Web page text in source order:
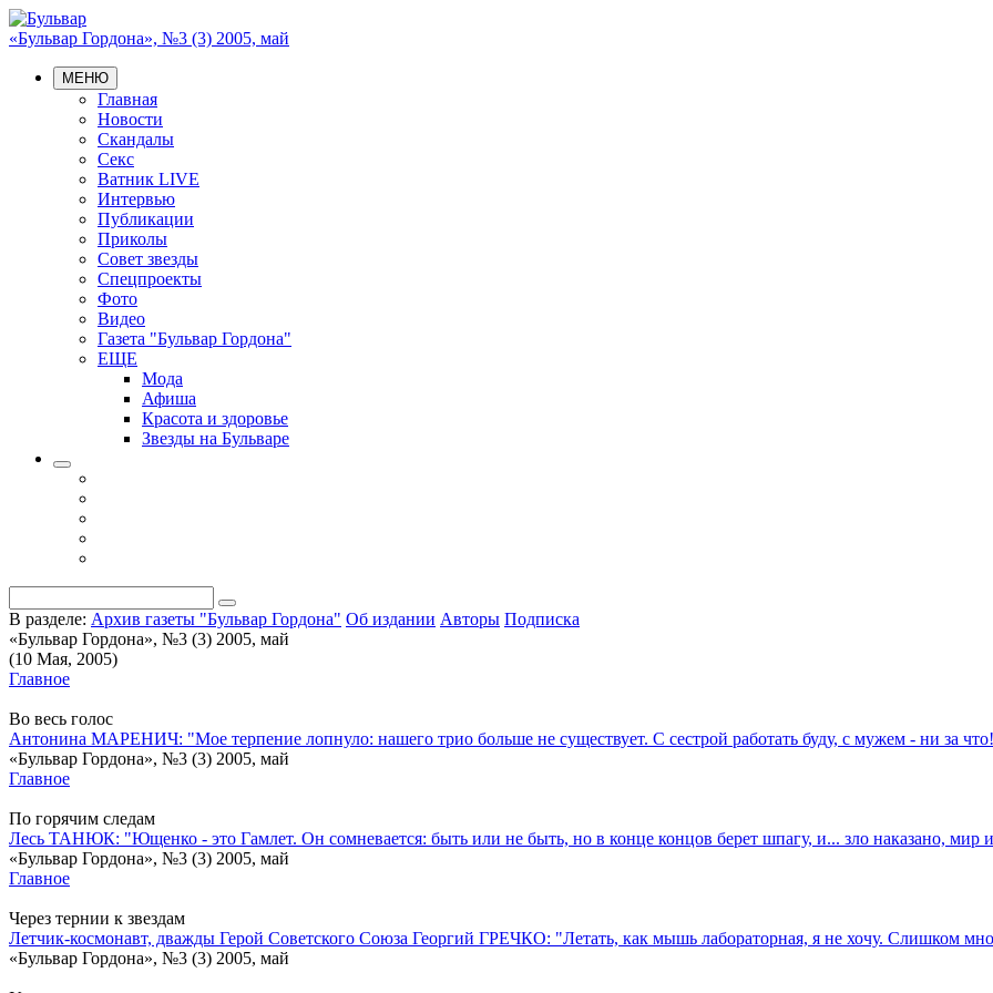
«Бульвар Гордона», №3 (3) 2005, май
МЕНЮ
Главная
Новости
Скандалы
Секс
Ватник LIVE
Интервью
Публикации
Приколы
Совет звезды
Спецпроекты
Фото
Видео
Газета "Бульвар Гордона"
ЕЩЕ
Мода
Афиша
Красота и здоровье
Звезды на Бульваре
В разделе: Архив газеты "Бульвар Гордона" Об издании Авторы Подписка
«Бульвар Гордона», №3 (3) 2005, май
(10 Мая, 2005)
Главное
Во весь голос
Антонина МАРЕНИЧ: "Мое терпение лопнуло: нашего трио больше не существует. С сестрой работать буду, с мужем - ни за
«Бульвар Гордона», №3 (3) 2005, май
Главное
По горячим следам
Лесь ТАНЮК: "Ющенко - это Гамлет. Он сомневается: быть или не быть, но в конце концов берет шпагу, и... зло наказано, мир
«Бульвар Гордона», №3 (3) 2005, май
Главное
Через тернии к звездам
Летчик-космонавт, дважды Герой Советского Союза Георгий ГРЕЧКО: "Летать, как мышь лабораторная, я не хочу. Слишком
«Бульвар Гордона», №3 (3) 2005, май